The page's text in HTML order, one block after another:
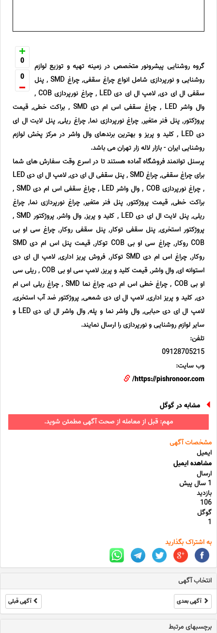
0
0
‎گروه روشنایی پیشرونور متخصص در زمینه تهیه و توزیع لوازم
روشنایی و نورپردازی شامل انواع چراغ سقفی, چراغ SMD , پنل
سقفی ال ای دی, لامپ ال ای دی LED , چراغ نورپردازی COB ,
وال واشر LED , چراغ سقفی اس ام دی SMD , براکت خطی, قیمت
پروژکتور, پنل فنر متغیر, چراغ نورپردازی نما, چراغ ریلی, پنل لایت ال ای
دی LED , کلید و پریز و بهترین برندهای وال واشر در مرکز پخش لوازم
روشنایی ایران - بازار لاله زار تهران می باشد.
‎پرسنل توانمند فروشگاه آماده هستند تا در اسرع وقت سفارش های شما
برای چراغ سقفی, چراغ SMD , پنل سقفی ال ای دی, لامپ ال ای دی LED
, چراغ نورپردازی COB , وال واشر LED , چراغ سقفی اس ام دی SMD ,
براکت خطی, قیمت پروژکتور, پنل فنر متغیر, چراغ نورپردازی نما, چراغ
ریلی, پنل لایت ال ای دی LED , کلید و پریز, وال واشر, پروژکتور SMD ,
پروژکتور استخری, پنل سقفی توکار, پنل سقفی روکار, چراغ سی او بی
COB روکار, چراغ سی او بی COB توکار, قیمت پنل اس ام دی SMD
روکار, چراغ اس ام دی SMD توکار, فروش پریز اداری, لامپ ال ای دی
استوانه ای, وال واشر, قیمت کلید و پریز, لامپ سی او بی COB , ریلی سی
او بی COB , چراغ خطی اس ام دی, چراغ نما SMD , چراغ ریلی اس ام
دی, کلید و پریز اداری, لامپ ال ای دی شمعی, پروژکتور ضد آب استخری,
لامپ ال ای دی حبابی, وال واشر نما و پله, وال واشر ال ای دی LED و
سایر لوازم روشنایی و نورپردازی را ارسال نمایند.
تلفن:
09128705215
وب سایت:
https://pishronoor.com/
مشابه در گوگل
مهم: قبل از معامله از صحت آگهی مطمئن شوید.
مشخصات آگهی
ایمیل
مشاهده ایمیل
ارسال
1 سال پیش
بازدید
106
گوگل
1
به اشتراک بگذارید
انتخاب آگهی
آگهی بعدی آگهی قبلی
برچسبهای مرتبط